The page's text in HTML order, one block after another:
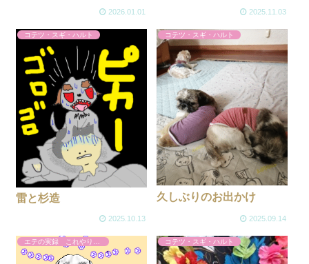
2026.01.01 2025.11.03
コテツ・スギ・ハルト
雷と杉造
2025.10.13
コテツ・スギ・ハルト
久しぶりのお出かけ
2025.09.14
エテの実録 これやりました コテツ・スギ・ハルト